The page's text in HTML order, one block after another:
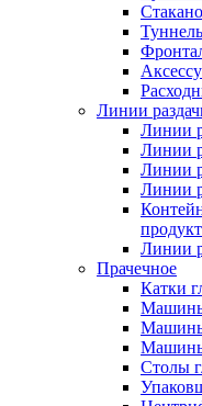
Линии
Линии
Линии
Линии
Линии
Линии
Прачечное
Катки
Столы